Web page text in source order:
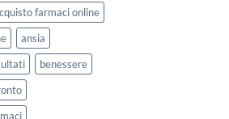
farmaci online
ansia
benessere